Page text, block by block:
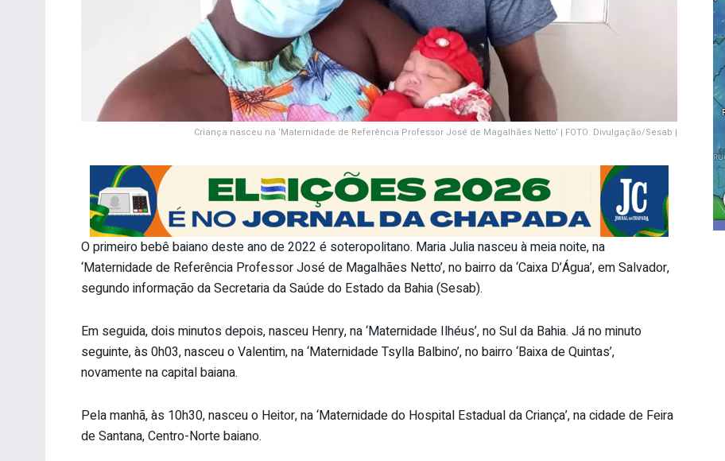
Criança nasceu na ‘Maternidade de Referência Professor José de Magalhães Netto’ | FOTO: Divulgação/Sesab |
O primeiro bebê baiano deste ano de 2022 é soteropolitano. Maria Julia nasceu à meia noite, na
‘Maternidade de Referência Professor José de Magalhães Netto’, no bairro da ‘Caixa D’Água’, em Salvador,
segundo informação da Secretaria da Saúde do Estado da Bahia (Sesab).
Em seguida, dois minutos depois, nasceu Henry, na ‘Maternidade Ilhéus’, no Sul da Bahia. Já no minuto
seguinte, às 0h03, nasceu o Valentim, na ‘Maternidade Tsylla Balbino’, no bairro ‘Baixa de Quintas’,
novamente na capital baiana.
Pela manhã, às 10h30, nasceu o Heitor, na ‘Maternidade do Hospital Estadual da Criança’, na cidade de Feira
de Santana, Centro-Norte baiano.